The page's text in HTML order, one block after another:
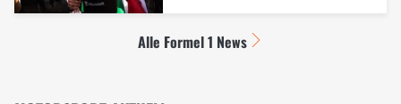
Alle Formel 1 News